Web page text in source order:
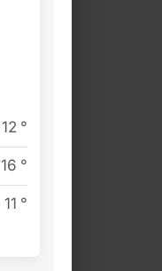
12 °
16 °
11 °